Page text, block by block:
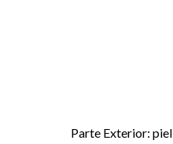
Parte Exterior: piel